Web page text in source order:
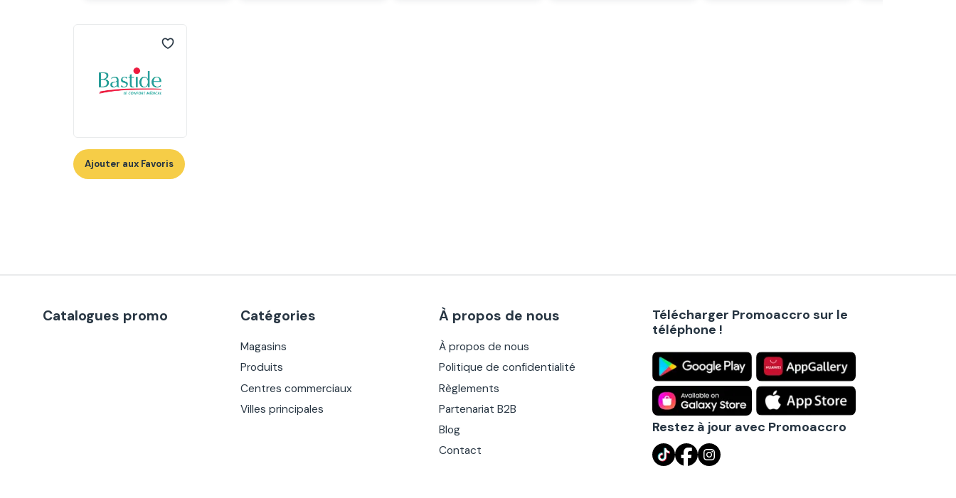
Ajouter aux Favoris
Catalogues promo Catégories
Magasins
Produits
Centres commerciaux
Villes principales
À propos de nous
À propos de nous
Politique de confidentialité
Règlements
Partenariat B2B
Blog
Contact
Télécharger Promoaccro sur le
téléphone !
Restez à jour avec Promoaccro